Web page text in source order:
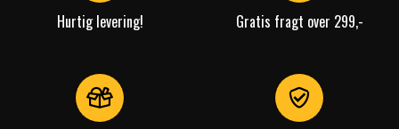
Hurtig levering! Gratis fragt over 299,-